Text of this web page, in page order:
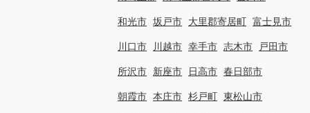
和光市 坂戸市 大里郡寄居町 富士見市
川口市 川越市 幸手市 志木市 戸田市
所沢市 新座市 日高市 春日部市
朝霞市 本庄市 杉戸町 東松山市